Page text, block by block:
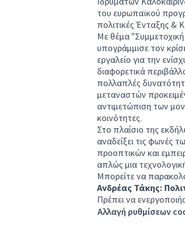
του ευρωπαϊκού
πολιτικές Ένταξης &
Με θέμα
υπογράμμισε τον
εργαλείο για την
διαφορετικά
πολλαπλές
μεταναστών
αντιμετώπιση των
κοινότητες.
Στο πλαίσιο της
αναδείξει τις φωνές
προοπτικών και
απλώς μια
Μπορείτε να
Ανδρέας Τάκης:
Πρέπει να
Αλλαγή ρυθμίσεων